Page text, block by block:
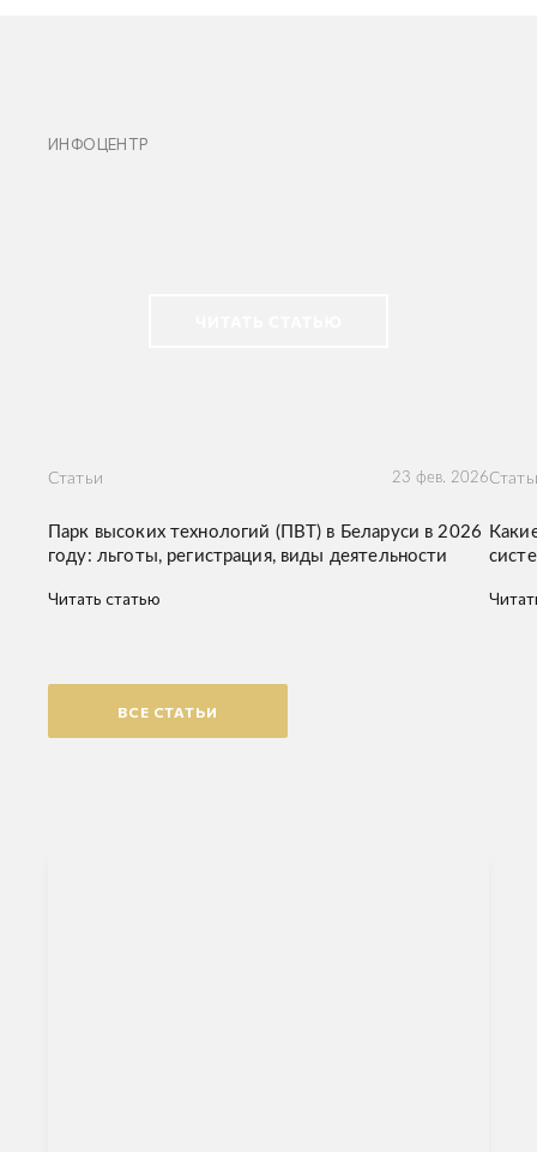
ИНФОЦЕНТР
Статьи 23 фев. 2026
Парк высоких технологий (ПВТ) в Беларуси в 2026
году: льготы, регистрация, виды деятельности
Читать статью
ВСЕ СТАТЬИ